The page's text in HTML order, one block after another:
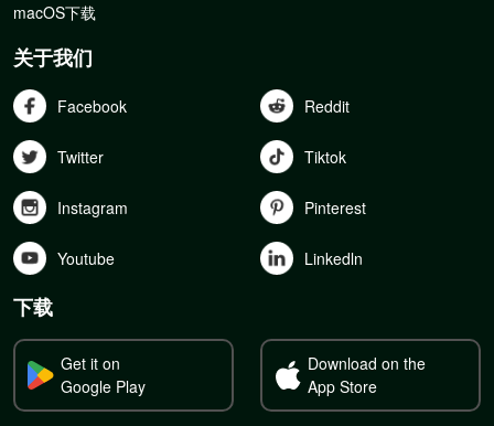
macOS下载
关于我们
Facebook Reddit
Twitter Tiktok
Instagram Pinterest
Youtube Linkedln
下载
Get it on
Google Play
Download on the
App Store